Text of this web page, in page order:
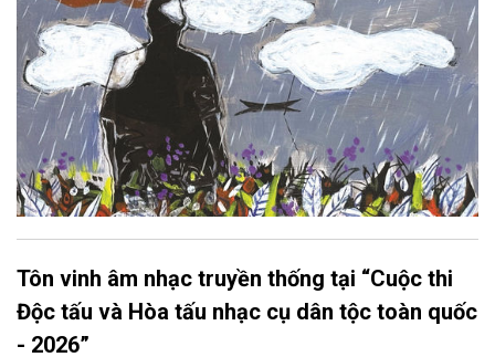
Tôn vinh âm nhạc truyền thống tại “Cuộc thi
Độc tấu và Hòa tấu nhạc cụ dân tộc toàn quốc
- 2026”